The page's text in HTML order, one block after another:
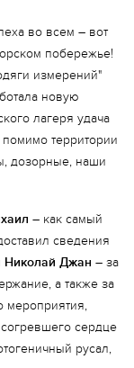
во всем – вот
побережье!
измерений"
новую
лагеря удача
помимо территории
дозорные, наши
– как самый
сведения
Николай Джан – за
а также за
мероприятия,
сердце
русал,